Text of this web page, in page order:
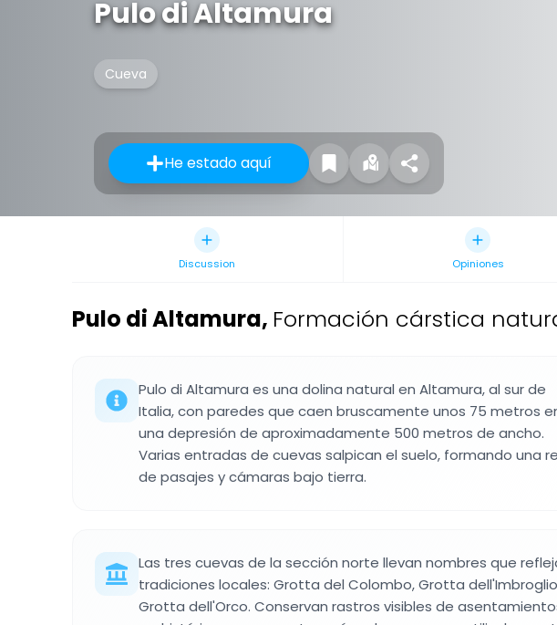
Pulo di Altamura
Cueva
He estado aquí
Discussion Opiniones
Pulo di Altamura, Formación cárstica
Pulo di Altamura es una dolina natural en Altamura, al sur de
Italia, con paredes que caen bruscamente unos 75 metros
una depresión de aproximadamente 500 metros de ancho.
Varias entradas de cuevas salpican el suelo, formando una
de pasajes y cámaras bajo tierra.
Las tres cuevas de la sección norte llevan nombres que
tradiciones locales: Grotta del Colombo, Grotta
Grotta dell'Orco. Conservan rastros visibles de